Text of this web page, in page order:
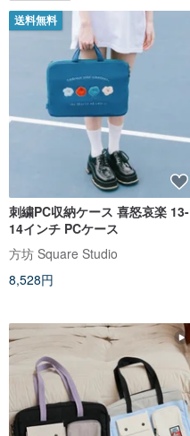
送料無料
刺繍PC収納ケース 喜怒哀楽 13-
14インチ PCケース
方坊 Square Studio
8,528円